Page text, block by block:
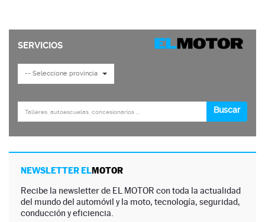
NEWSLETTER ELMOTOR
Recibe la newsletter de EL MOTOR con toda la actualidad
del mundo del automóvil y la moto, tecnología, seguridad,
conducción y eficiencia.